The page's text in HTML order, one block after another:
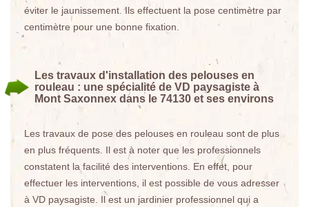
éviter le jaunissement. Ils effectuent la pose centimètre par
centimètre pour une bonne fixation.
Les travaux d'installation des pelouses en
rouleau : une spécialité de VD paysagiste à
Mont Saxonnex dans le 74130 et ses environs
Les travaux de pose des pelouses en rouleau sont de plus
en plus fréquents. Il est à noter que les professionnels
constatent la facilité des interventions. En effet, pour
effectuer les interventions, il est possible de vous adresser
à VD paysagiste. Il est un jardinier professionnel qui a